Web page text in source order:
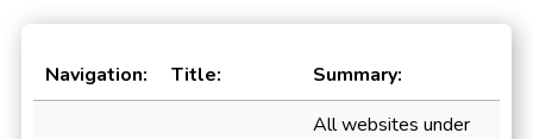
Navigation: Title: Summary:
All websites under